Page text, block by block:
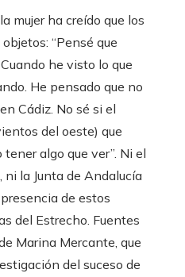
mujer ha creído que los
“Pensé que
he visto lo que
He pensado que no
Cádiz. No sé si el
del oeste) que
algo que ver”. Ni el
la Junta de Andalucía
de estos
del Estrecho. Fuentes
Marina Mercante, que
del suceso de